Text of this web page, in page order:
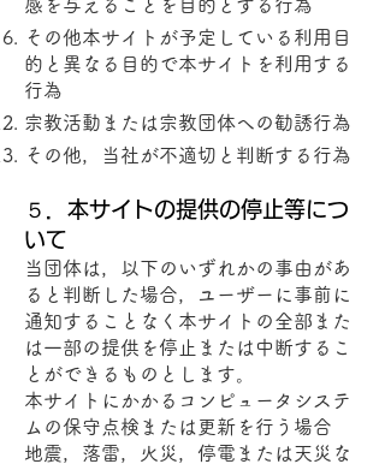
感を与えることを目的とする行為
その他本サイトが予定している利用目
的と異なる目的で本サイトを利用する
行為
宗教活動または宗教団体への勧誘行為
その他，当社が不適切と判断する行為
５．本サイトの提供の停止等につ
いて
当団体は，以下のいずれかの事由があ
ると判断した場合，ユーザーに事前に
通知することなく本サイトの全部また
は一部の提供を停止または中断するこ
とができるものとします。
本サイトにかかるコンピュータシステ
ムの保守点検または更新を行う場合
地震，落雷，火災，停電または天災な